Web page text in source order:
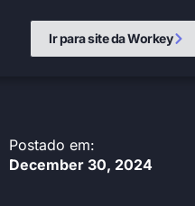
Ir para site da Workey
Postado em:
December 30, 2024